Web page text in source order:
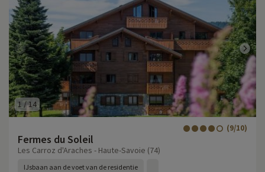
1 /14
Fermes du Soleil
(9/10)
Les Carroz d'Araches - Haute-Savoie (74)
IJsbaan aan de voet van de residentie